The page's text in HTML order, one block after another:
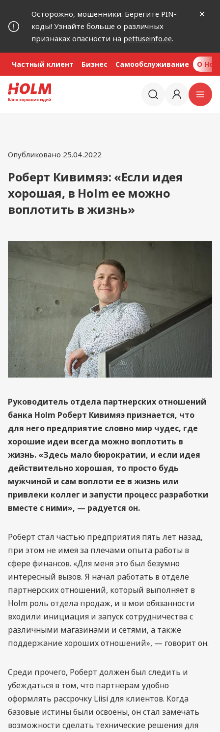
Осторожно, мошенники. Берегите PIN-
коды! Узнайте больше о различных
признаках опасности на pettuseinfo.ee.
Частный клиент Бизнес Самообслуживание O
Опубликовано 25.04.2022
Роберт Кивимяэ: «Если идея
хорошая, в Holm ее можно
воплотить в жизнь»
Руководитель отдела партнерских отношений
банка Holm Роберт Кивимяэ признается, что
для него предприятие словно мир чудес, где
хорошие идеи всегда можно воплотить в
жизнь. «Здесь мало бюрократии, и если идея
действительно хорошая, то просто будь
мужчиной и сам воплоти ее в жизнь или
привлеки коллег и запусти процесс разработки
вместе с ними», — радуется он.
Роберт стал частью предприятия пять лет назад,
при этом не имея за плечами опыта работы в
сфере финансов. «Для меня это был безумно
интересный вызов. Я начал работать в отделе
партнерских отношений, который выполняет в
Holm роль отдела продаж, и в мои обязанности
входили инициация и запуск сотрудничества с
различными магазинами и сетями, а также
поддержание хороших отношений», — говорит он.
Среди прочего, Роберт должен был следить и
убеждаться в том, что партнерам удобно
оформлять рассрочку Liisi для клиентов. Когда
базовые истины были освоены, он стал замечать
возможности сделать технические решения для